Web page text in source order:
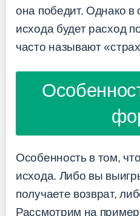
она победит. Однако в
исхода будет расход
часто называют
Особенность в том,
исхода. Либо вы
получаете возврат,
Рассмотрим на